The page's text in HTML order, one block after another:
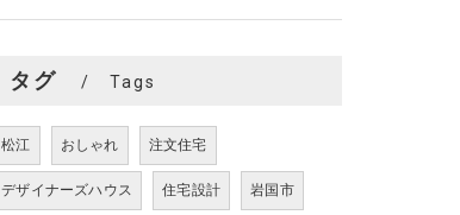
タグ Tags
松江 おしゃれ 注文住宅
デザイナーズハウス 住宅設計 岩国市